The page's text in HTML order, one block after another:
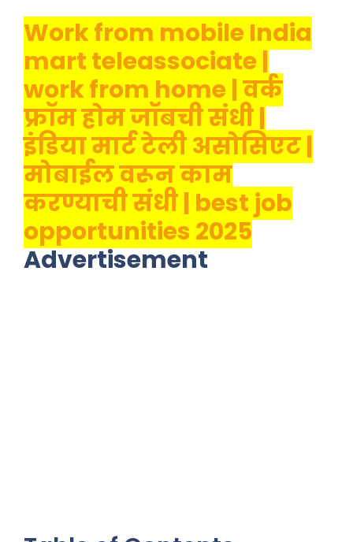
Work from mobile India
mart teleassociate |
work from home | वर्क
फ्रॉम होम जॉबची संधी |
इंडिया मार्ट टेली असोसिएट |
मोबाईल वरून काम
करण्याची संधी | best job
opportunities 2025
Advertisement